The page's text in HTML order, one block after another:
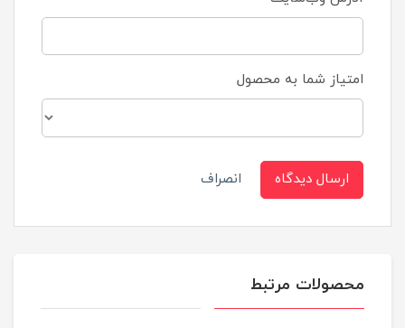
امتیاز شما به محصول
ارسال دیدگاه انصراف
محصولات مرتبط